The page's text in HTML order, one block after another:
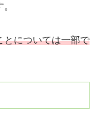
とについては一部で